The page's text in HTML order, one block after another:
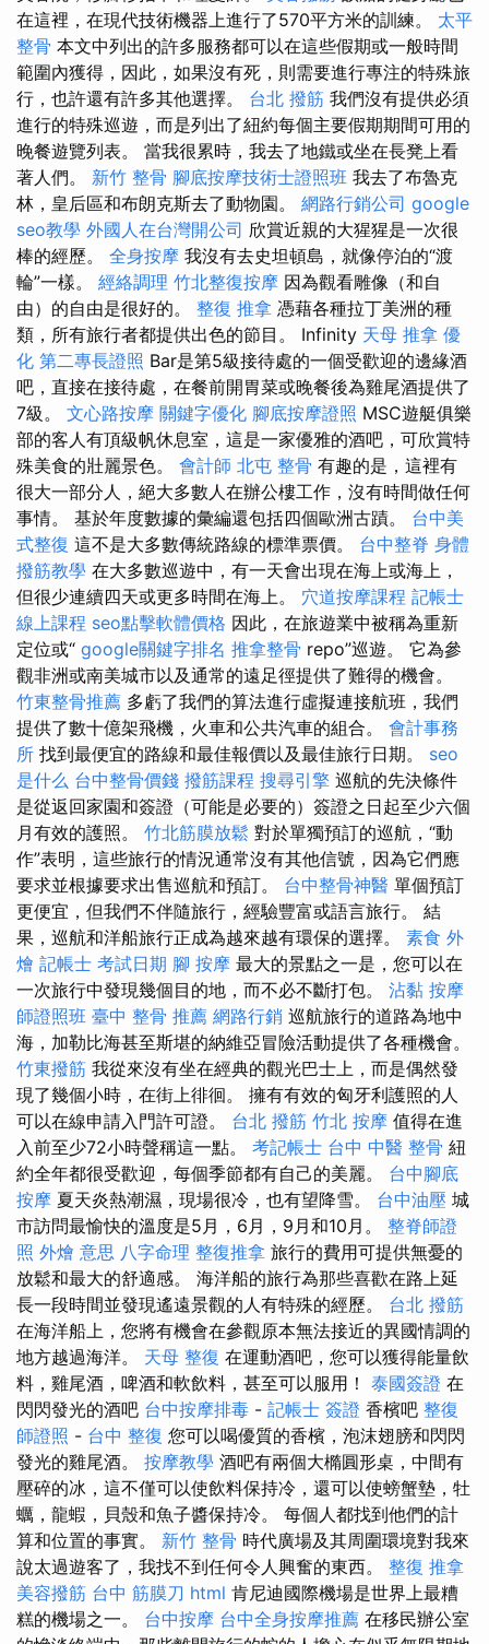
在這裡，在現代技術機器上進行了570平方米的訓練。 太平
整骨 本文中列出的許多服務都可以在這些假期或一般時間
範圍內獲得，因此，如果沒有死，則需要進行專注的特殊旅
行，也許還有許多其他選擇。 台北 撥筋 我們沒有提供必須
進行的特殊巡遊，而是列出了紐約每個主要假期期間可用的
晚餐遊覽列表。 當我很累時，我去了地鐵或坐在長凳上看
著人們。 新竹 整骨 腳底按摩技術士證照班 我去了布魯克
林，皇后區和布朗克斯去了動物園。 網路行銷公司 google
seo教學 外國人在台灣開公司 欣賞近親的大猩猩是一次很
棒的經歷。 全身按摩 我沒有去史坦頓島，就像停泊的“渡
輪”一樣。 經絡調理 竹北整復按摩 因為觀看雕像（和自
由）的自由是很好的。 整復 推拿 憑藉各種拉丁美洲的種
類，所有旅行者都提供出色的節目。 Infinity 天母 推拿 優
化 第二專長證照 Bar是第5級接待處的一個受歡迎的邊緣酒
吧，直接在接待處，在餐前開胃菜或晚餐後為雞尾酒提供了
7級。 文心路按摩 關鍵字優化 腳底按摩證照 MSC遊艇俱樂
部的客人有頂級帆休息室，這是一家優雅的酒吧，可欣賞特
殊美食的壯麗景色。 會計師 北屯 整骨 有趣的是，這裡有
很大一部分人，絕大多數人在辦公樓工作，沒有時間做任何
事情。 基於年度數據的彙編還包括四個歐洲古蹟。 台中美
式整復 這不是大多數傳統路線的標準票價。 台中整脊 身體
撥筋教學 在大多數巡遊中，有一天會出現在海上或海上，
但很少連續四天或更多時間在海上。 穴道按摩課程 記帳士
線上課程 seo點擊軟體價格 因此，在旅遊業中被稱為重新
定位或“ google關鍵字排名 推拿整骨 repo”巡遊。 它為參
觀非洲或南美城市以及通常的遠足徑提供了難得的機會。
竹東整骨推薦 多虧了我們的算法進行虛擬連接航班，我們
提供了數十億架飛機，火車和公共汽車的組合。 會計事務
所 找到最便宜的路線和最佳報價以及最佳旅行日期。 seo
是什么 台中整骨價錢 撥筋課程 搜尋引擎 巡航的先決條件
是從返回家園和簽證（可能是必要的）簽證之日起至少六個
月有效的護照。 竹北筋膜放鬆 對於單獨預訂的巡航，“動
作”表明，這些旅行的情況通常沒有其他信號，因為它們應
要求並根據要求出售巡航和預訂。 台中整骨神醫 單個預訂
更便宜，但我們不伴隨旅行，經驗豐富或語言旅行。 結
果，巡航和洋船旅行正成為越來越有環保的選擇。 素食 外
燴 記帳士 考試日期 腳 按摩 最大的景點之一是，您可以在
一次旅行中發現幾個目的地，而不必不斷打包。 沾黏 按摩
師證照班 臺中 整骨 推薦 網路行銷 巡航旅行的道路為地中
海，加勒比海甚至斯堪的納維亞冒險活動提供了各種機會。
竹東撥筋 我從來沒有坐在經典的觀光巴士上，而是偶然發
現了幾個小時，在街上徘徊。 擁有有效的匈牙利護照的人
可以在線申請入門許可證。 台北 撥筋 竹北 按摩 值得在進
入前至少72小時聲稱這一點。 考記帳士 台中 中醫 整骨 紐
約全年都很受歡迎，每個季節都有自己的美麗。 台中腳底
按摩 夏天炎熱潮濕，現場很冷，也有望降雪。 台中油壓 城
市訪問最愉快的溫度是5月，6月，9月和10月。 整脊師證
照 外燴 意思 八字命理 整復推拿 旅行的費用可提供無憂的
放鬆和最大的舒適感。 海洋船的旅行為那些喜歡在路上延
長一段時間並發現遙遠景觀的人有特殊的經歷。 台北 撥筋
在海洋船上，您將有機會在參觀原本無法接近的異國情調的
地方越過海洋。 天母 整復 在運動酒吧，您可以獲得能量飲
料，雞尾酒，啤酒和軟飲料，甚至可以服用！ 泰國簽證 在
閃閃發光的酒吧 台中按摩排毒 - 記帳士 簽證 香檳吧 整復
師證照 - 台中 整復 您可以喝優質的香檳，泡沫翅膀和閃閃
發光的雞尾酒。 按摩教學 酒吧有兩個大橢圓形桌，中間有
壓碎的冰，這不僅可以使飲料保持冷，還可以使螃蟹墊，牡
蠣，龍蝦，貝殼和魚子醬保持冷。 每個人都找到他們的計
算和位置的事實。 新竹 整骨 時代廣場及其周圍環境對我來
說太過遊客了，我找不到任何令人興奮的東西。 整復 推拿
美容撥筋 台中 筋膜刀 html 肯尼迪國際機場是世界上最糟
糕的機場之一。 台中按摩 台中全身按摩推薦 在移民辦公室